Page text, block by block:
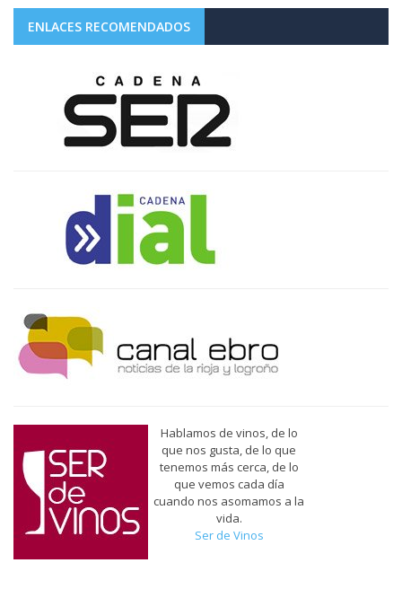
ENLACES RECOMENDADOS
Hablamos de vinos, de lo
que nos gusta, de lo que
tenemos más cerca, de lo
que vemos cada día
cuando nos asomamos a la
vida.
Ser de Vinos